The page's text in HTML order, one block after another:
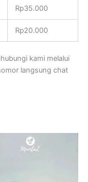
Rp35.000
Rp20.000
kami melalui
langsung chat